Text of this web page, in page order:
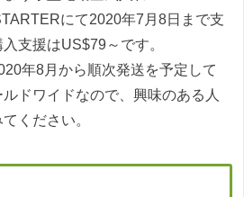
にて2020年7月8日まで支
支援はUS$79～です。
年8月から順次発送を予定して
ドワイドなので、興味のある人
ください。